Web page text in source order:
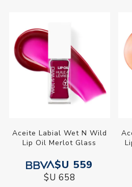
Aceite Labial Wet N Wild
Lip Oil Merlot Glass
$U 559
$U 658